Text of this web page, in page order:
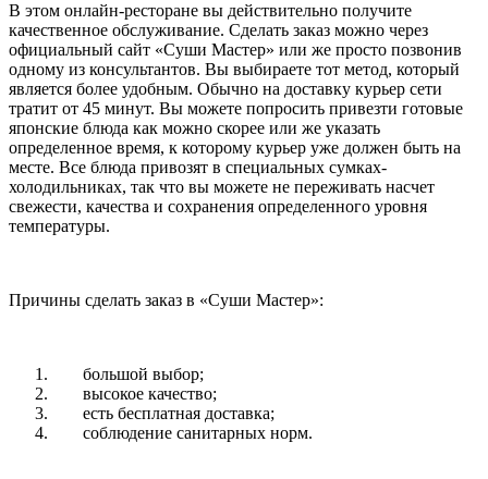
В этом онлайн-ресторане вы действительно получите
качественное обслуживание. Сделать заказ можно через
официальный сайт «Суши Мастер» или же просто позвонив
одному из консультантов. Вы выбираете тот метод, который
является более удобным. Обычно на доставку курьер сети
тратит от 45 минут. Вы можете попросить привезти готовые
японские блюда как можно скорее или же указать
определенное время, к которому курьер уже должен быть на
месте. Все блюда привозят в специальных сумках-
холодильниках, так что вы можете не переживать насчет
свежести, качества и сохранения определенного уровня
температуры.
Причины сделать заказ в «Суши Мастер»:
большой выбор;
высокое качество;
есть бесплатная доставка;
соблюдение санитарных норм.